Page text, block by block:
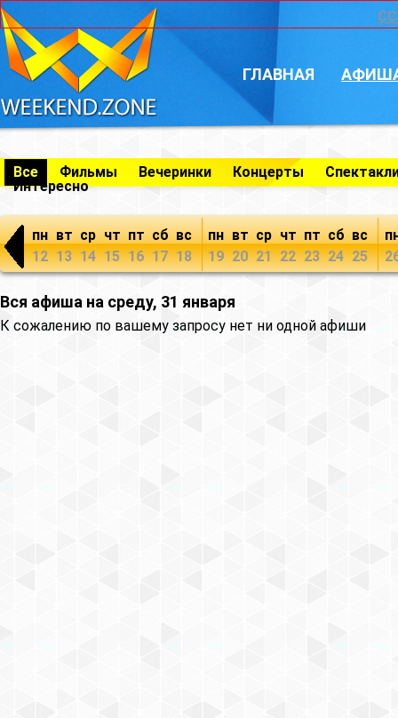
ГЛАВНАЯ
Все Фильмы Вечеринки Концерты
Интересно
пн
12
вт
13
ср
14
чт
15
пт
16
сб
17
вс
18
пн
19
вт
20
ср
21
чт
22
пт
23
сб
24
вс
25
Вся афиша на среду, 31 января
К сожалению по вашему запросу нет ни одной афиши